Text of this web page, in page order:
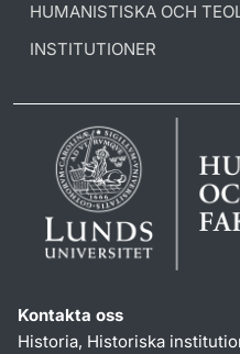
HUMANISTISKA OCH
INSTITUTIONER
Kontakta oss
Historia, Historiska